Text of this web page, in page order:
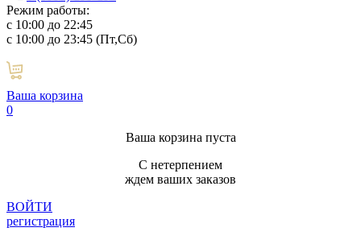
Режим работы:
с 10:00 до 22:45
с 10:00 до 23:45 (Пт,Сб)
Ваша корзина
0
Ваша корзина пуста
С нетерпением
ждем ваших заказов
ВОЙТИ
регистрация